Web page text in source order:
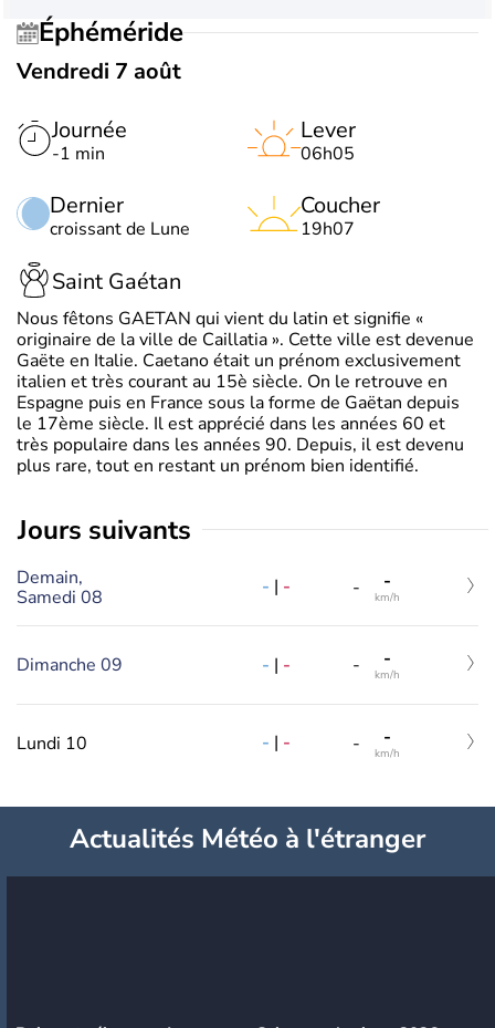
Éphéméride
Vendredi 7 août
Journée
-1 min
Dernier
croissant de Lune
Lever
06h05
Coucher
19h07
Saint Gaétan
Nous fêtons GAETAN qui vient du latin et signifie «
originaire de la ville de Caillatia ». Cette ville est devenue
Gaëte en Italie. Caetano était un prénom exclusivement
italien et très courant au 15è siècle. On le retrouve en
Espagne puis en France sous la forme de Gaëtan depuis
le 17ème siècle. Il est apprécié dans les années 60 et
très populaire dans les années 90. Depuis, il est devenu
plus rare, tout en restant un prénom bien identifié.
jours suivants
Demain,
Samedi 08
- | - - -
km/h
Dimanche 09 - | - - -
km/h
Lundi 10 - | - - -
km/h
Actualités Météo à l'étranger